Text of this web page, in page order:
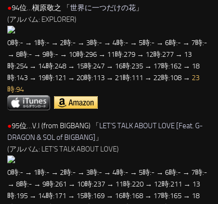
●94位…槇原敬之 「世界に一つだけの花 」
(アルバム: EXPLORER)
0時:- → 1時:- → 2時:- → 3時:- → 4時:- → 5時:- → 6時:- → 7時:-
→ 8時:- → 9時:- → 10時:296 → 11時:279 → 12時:277 → 13
時:254 → 14時:248 → 15時:247 → 16時:235 → 17時:162 → 18
時:143 → 19時:121 → 20時:113 → 21時:111 → 22時:108 → 23
時:94
●95位…V.I (from BIGBANG) 「 LET’S TALK ABOUT LOVE [Feat. G-
DRAGON & SOL of BIGBANG] 」
(アルバム: LET’S TALK ABOUT LOVE)
0時:- → 1時:- → 2時:- → 3時:- → 4時:- → 5時:- → 6時:- → 7時:-
→ 8時:- → 9時:261 → 10時:237 → 11時:220 → 12時:211 → 13
時:195 → 14時:171 → 15時:169 → 16時:168 → 17時:165 → 18